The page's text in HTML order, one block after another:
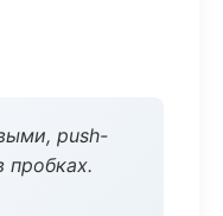
push-
пробках.